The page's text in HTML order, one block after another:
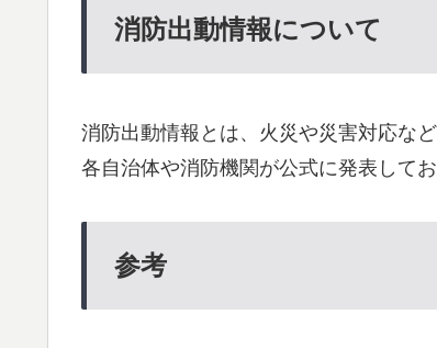
消防出動情報について
消防出動情報とは、火災や災害対応な
各自治体や消防機関が公式に発表して
参考